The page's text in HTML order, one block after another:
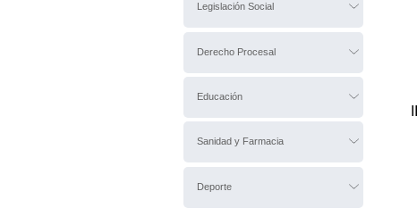
Legislación Social
Derecho Procesal
Educación
Sanidad y Farmacia
Deporte